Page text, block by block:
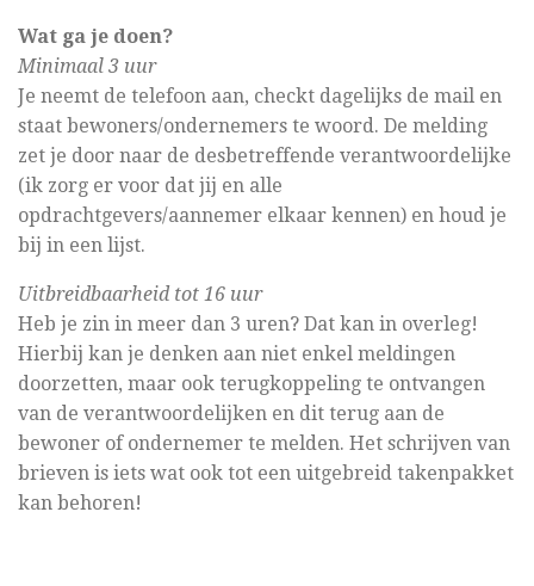
Wat ga je doen?
Minimaal 3 uur
Je neemt de telefoon aan, checkt dagelijks de mail en
staat bewoners/ondernemers te woord. De melding
zet je door naar de desbetreffende verantwoordelijke
(ik zorg er voor dat jij en alle
opdrachtgevers/aannemer elkaar kennen) en houd je
bij in een lijst.
Uitbreidbaarheid tot 16 uur
Heb je zin in meer dan 3 uren? Dat kan in overleg!
Hierbij kan je denken aan niet enkel meldingen
doorzetten, maar ook terugkoppeling te ontvangen
van de verantwoordelijken en dit terug aan de
bewoner of ondernemer te melden. Het schrijven van
brieven is iets wat ook tot een uitgebreid takenpakket
kan behoren!